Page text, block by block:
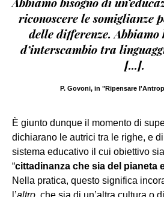
riconoscere le somiglianze
delle differenze. Abbiamo
d’interscambio tra
[...].
P. Govoni, in "Ripensare
È giunto dunque il momento di
dichiarano le autrici tra le righe, e
sistema educativo il cui obiettivo
“cittadinanza che sia del pianeta
Nella pratica, questo significa